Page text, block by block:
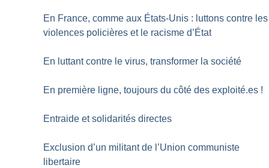
En France, comme aux États-Unis : luttons contre les
violences policières et le racisme d’État
En luttant contre le virus, transformer la société
En première ligne, toujours du côté des exploité.es !
Entraide et solidarités directes
Exclusion d’un militant de l’Union communiste
libertaire